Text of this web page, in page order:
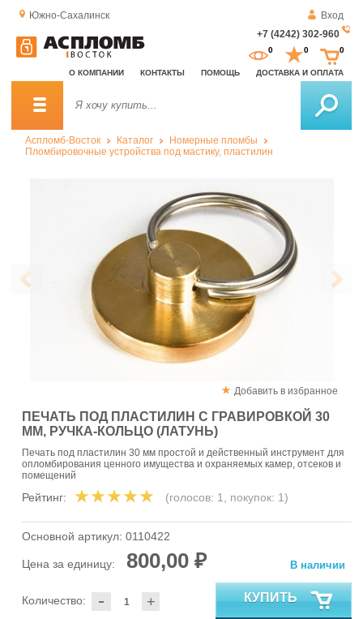
Южно-Сахалинск
Вход
+7 (4242) 302-960
О КОМПАНИИ КОНТАКТЫ ПОМОЩЬ ДОСТАВКА И ОПЛАТА
0 0 0
Аспломб-Восток Каталог
Номерные пломбы
Пломбировочные устройства под мастику, пластилин
Добавить в избранное
ПЕЧАТЬ ПОД ПЛАСТИЛИН С ГРАВИРОВКОЙ 30
ММ, РУЧКА-КОЛЬЦО (ЛАТУНЬ)
Печать под пластилин 30 мм простой и действенный инструмент для
опломбирования ценного имущества и охраняемых камер, отсеков и
помещений
Рейтинг: (голосов: 1, покупок: 1)
Основной артикул: 0110422
Цена за единицу: 800,00 ₽
- +
Количество:
В наличии
КУПИТЬ